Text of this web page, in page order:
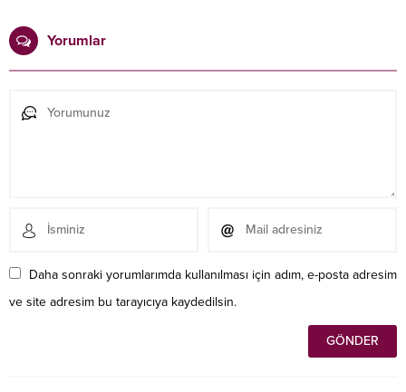
Yorumlar
Daha sonraki yorumlarımda kullanılması için adım, e-posta adresim
ve site adresim bu tarayıcıya kaydedilsin.